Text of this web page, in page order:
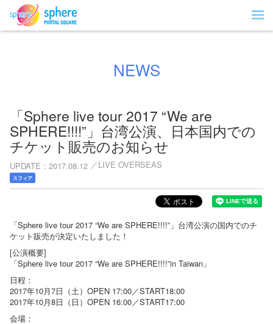
NEWS
「Sphere live tour 2017 “We are
SPHERE!!!!”」台湾公演、日本国内での
チケット販売のお知らせ
UPDATE 2017.08.12 LIVE OVERSEAS
スフィア
「Sphere live tour 2017 “We are SPHERE!!!!”」台湾公演の国内でのチ
ケット販売が決定いたしました！
[公演概要]
「Sphere live tour 2017 “We are SPHERE!!!!”in Taiwan」
日程：
2017年10月7日（土）OPEN 17:00／START18:00
2017年10月8日（日）OPEN 16:00／START17:00
会場：